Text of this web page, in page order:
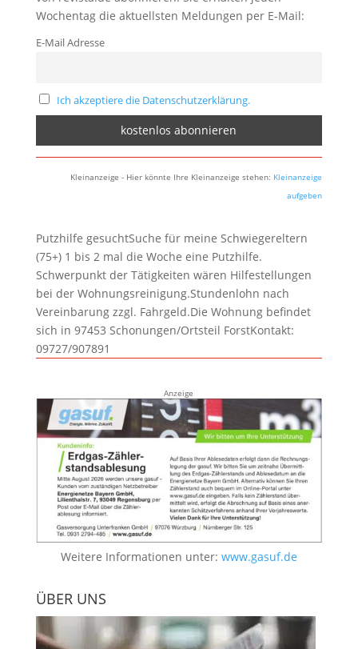
Wochentag die aktuellsten Meldungen per E-Mail:
E-Mail Adresse
Ich akzeptiere die Datenschutzerklärung.
Kleinanzeige - Hier könnte Ihre Kleinanzeige stehen: Kleinanzeige
aufgeben
Putzhilfe gesuchtSuche für meine Schwiegereltern
(75+) 1 bis 2 mal die Woche eine Putzhilfe.
Schwerpunkt der Tätigkeiten wären Hilfestellungen
bei der Wohnungsreinigung.Stundenlohn nach
Vereinbarung zzgl. Fahrgeld.Die Wohnung befindet
sich in 97453 Schonungen/Ortsteil ForstKontakt:
09727/907891
Anzeige
Weitere Informationen unter: www.gasuf.de
ÜBER UNS